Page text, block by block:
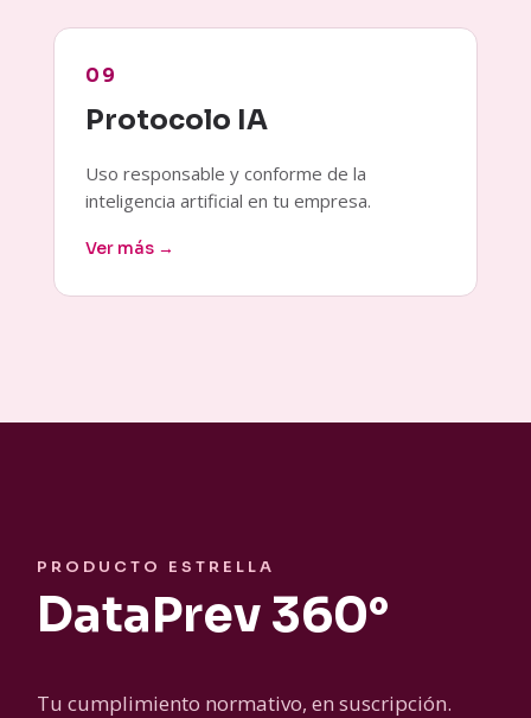
09
Protocolo IA
Uso responsable y conforme de la
inteligencia artificial en tu empresa.
Ver más →
PRODUCTO ESTRELLA
DataPrev 360°
Tu cumplimiento normativo, en suscripción.